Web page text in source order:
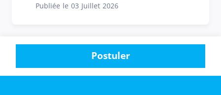
Publiée le
Publiée le 03 Juillet 2026
Postuler